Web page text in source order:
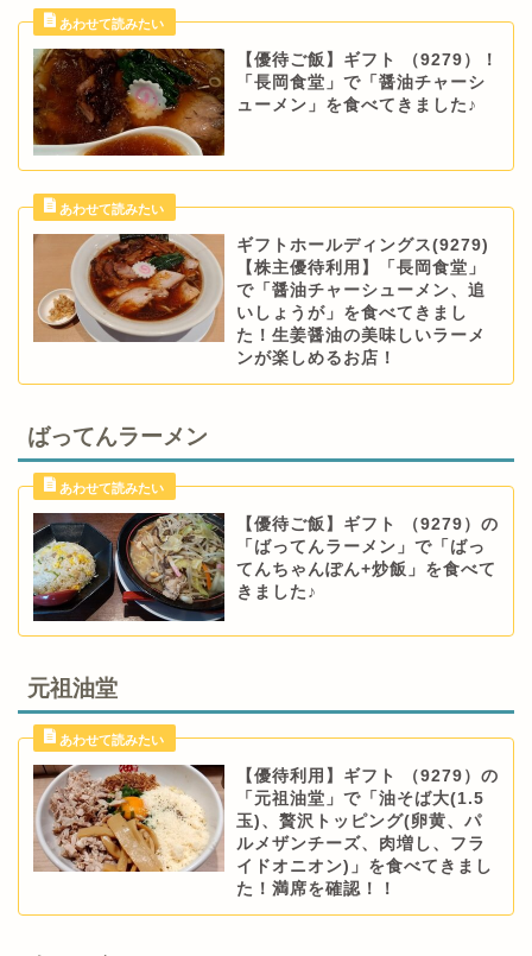
【優待ご飯】ギフト （9279）！
「長岡食堂」で「醤油チャーシ
ューメン」を食べてきました♪
ギフトホールディングス(9279)
【株主優待利用】「長岡食堂」
で「醤油チャーシューメン、追
いしょうが」を食べてきまし
た！生姜醤油の美味しいラーメ
ンが楽しめるお店！
ばってんラーメン
【優待ご飯】ギフト （9279）の
「ばってんラーメン」で「ばっ
てんちゃんぽん+炒飯」を食べて
きました♪
元祖油堂
【優待利用】ギフト （9279）の
「元祖油堂」で「油そば大(1.5
玉)、贅沢トッピング(卵黄、パ
ルメザンチーズ、肉増し、フラ
イドオニオン)」を食べてきまし
た！満席を確認！！